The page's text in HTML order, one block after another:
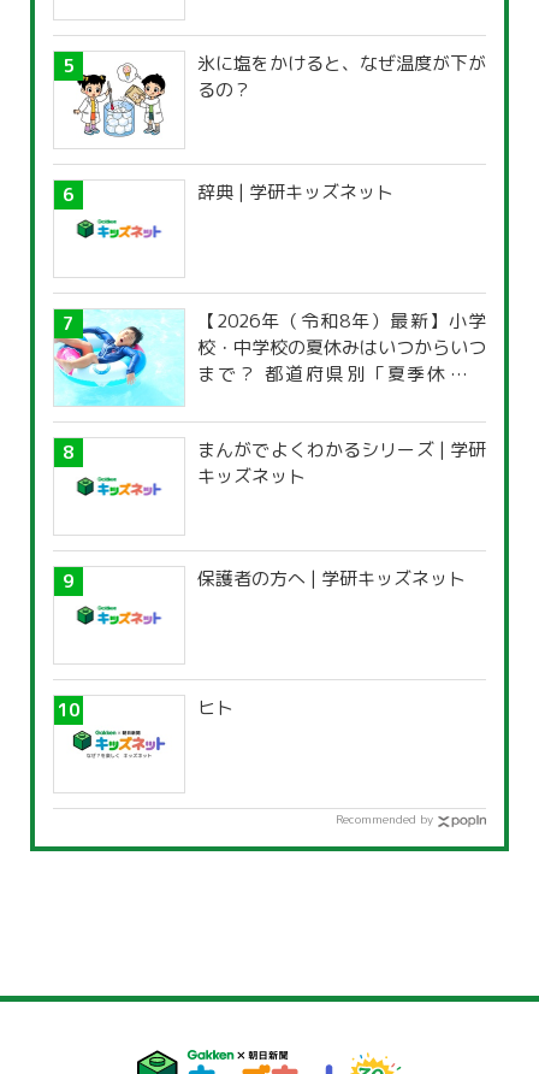
氷に塩をかけると、なぜ温度が下が
るの？
辞典 | 学研キッズネット
【2026年（令和8年）最新】小学
校・中学校の夏休みはいつからいつ
まで？ 都道府県別「夏季休暇一
まんがでよくわかるシリーズ | 学研
キッズネット
保護者の方へ | 学研キッズネット
ヒト
Recommended by